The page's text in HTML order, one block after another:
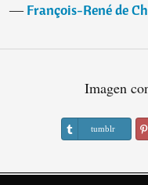
―François-René de
Imagen
tumblr